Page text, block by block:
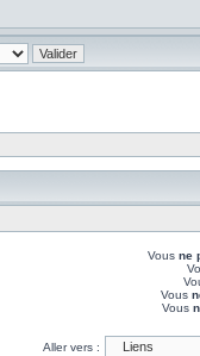
Vous ne
Vous
Vous
Aller vers :